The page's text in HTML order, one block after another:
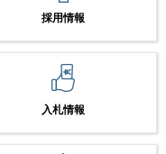
採用情報
入札情報